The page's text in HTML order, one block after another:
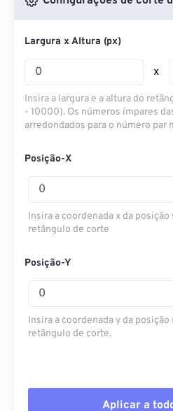
Largura x Altura (px)
x
Insira a largura e a altura do
- 10000). Os números ímpares
arredondados para o número par
Posição-X
Insira a coordenada x da
retângulo de corte
Posição-Y
Insira a coordenada y da
retângulo de corte.
Aplicar a